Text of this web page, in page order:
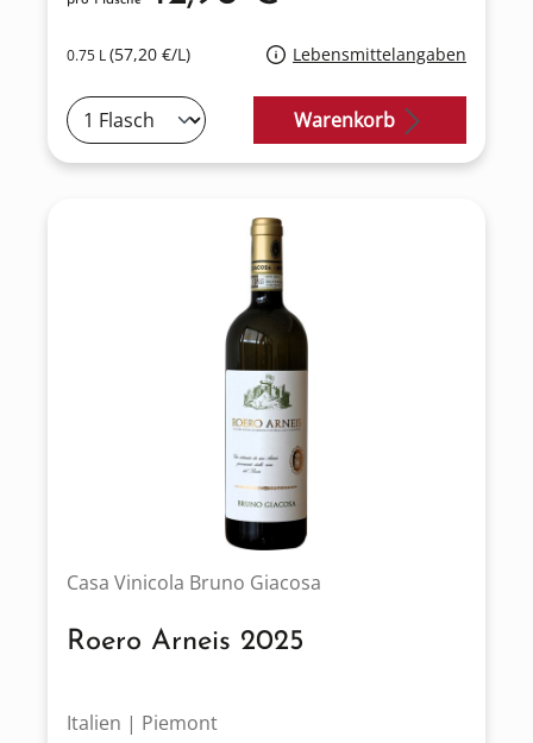
0.75 L(57,20 €/L) Lebensmittelangaben
Warenkorb
Casa Vinicola Bruno Giacosa
Roero Arneis 2025
Italien | Piemont